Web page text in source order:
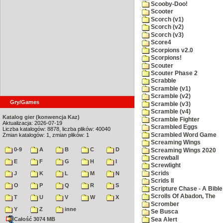
Gry/Games
Katalog gier (konwencja Kaz)
Aktualizacja: 2026-07-19
Liczba katalogów: 8878, liczba plików: 40040
Zmian katalogów: 1, zmian plików: 1
0-9 A B C
D
E
F G H
I
J
K L M
N
O
P Q R
S
T
U V W
X
Y
Z
inne
Całość 3074 MB
Scooby-Doo!
Scooter
Scorch (v1)
Scorch (v2)
Scorch (v3)
Score4
Scorpions v2.0
Scorpions!
Scouter
Scouter Phase 2
Scrabble
Scramble (v1)
Scramble (v2)
Scramble (v3)
Scramble (v4)
Scramble Fighter
Scrambled Eggs
Scrambled Word Game
Screaming Wings
Screaming Wings 2020
Screwball
Screwlight
Scrids
Scrids II
Scripture Chase - A Bible
Scrolls Of Abadon, The
Scromber
Se Busca
Sea Alert